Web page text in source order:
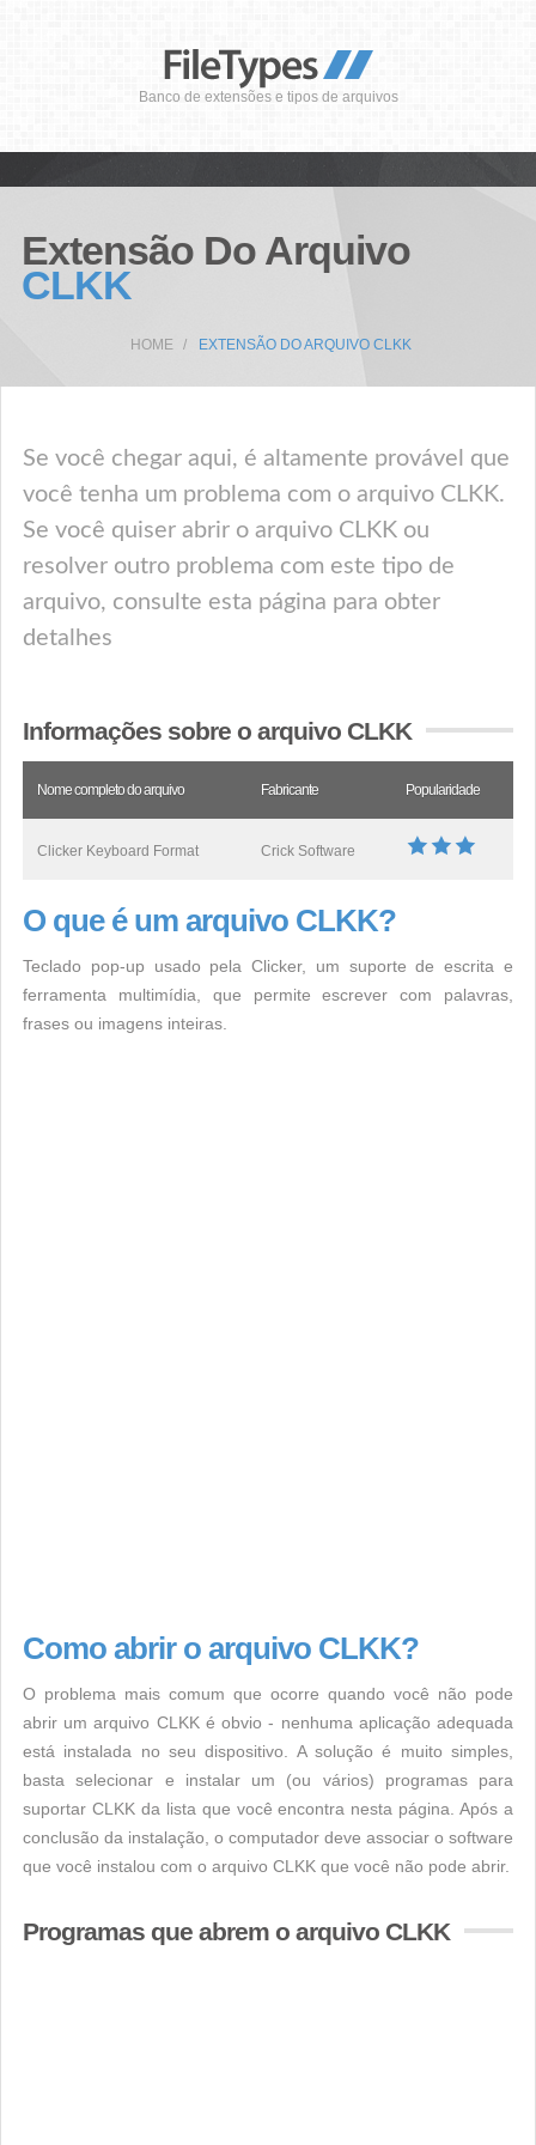
Banco de extensões e tipos de arquivos
Extensão Do Arquivo
CLKK
HOME EXTENSÃO DO ARQUIVO CLKK
Se você chegar aqui, é altamente provável que
você tenha um problema com o arquivo CLKK.
Se você quiser abrir o arquivo CLKK ou
resolver outro problema com este tipo de
arquivo, consulte esta página para obter
detalhes
Informações sobre o arquivo CLKK
Nome completo do arquivo Fabricante Popularidade
Clicker Keyboard Format Crick Software
O que é um arquivo CLKK?
Teclado pop-up usado pela Clicker, um suporte de escrita e
ferramenta multimídia, que permite escrever com palavras,
frases ou imagens inteiras.
Como abrir o arquivo CLKK?
O problema mais comum que ocorre quando você não pode
abrir um arquivo CLKK é obvio - nenhuma aplicação adequada
está instalada no seu dispositivo. A solução é muito simples,
basta selecionar e instalar um (ou vários) programas para
suportar CLKK da lista que você encontra nesta página. Após a
conclusão da instalação, o computador deve associar o software
que você instalou com o arquivo CLKK que você não pode abrir.
Programas que abrem o arquivo CLKK